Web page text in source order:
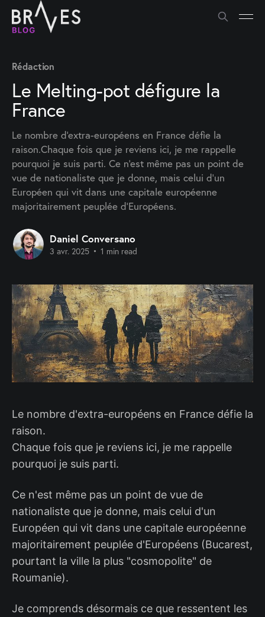
Rédaction
Le Melting-pot défigure la
France
Le nombre d'extra-européens en France défie la
raison.Chaque fois que je reviens ici, je me rappelle
pourquoi je suis parti. Ce n'est même pas un point de
vue de nationaliste que je donne, mais celui d'un
Européen qui vit dans une capitale européenne
majoritairement peuplée d'Européens.
Daniel Conversano
3 avr. 2025 • 1 min read
Le nombre d'extra-européens en France défie la
raison.
Chaque fois que je reviens ici, je me rappelle
pourquoi je suis parti.
Ce n'est même pas un point de vue de
nationaliste que je donne, mais celui d'un
Européen qui vit dans une capitale européenne
majoritairement peuplée d'Européens (Bucarest,
pourtant la ville la plus "cosmopolite" de
Roumanie).
Je comprends désormais ce que ressentent les